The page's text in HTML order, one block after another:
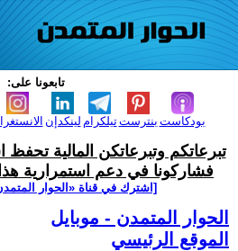
تابعونا على:
لينكدإن تيلكرامبنترست بودكاست
تبرعاتكم وتبرعاتكن المالية تحفظ
فشاركونا في دعم استمرارية
[اشترك في قناة ‫«الحوار
الحوار المتمدن - موبايل
الموقع الرئيسي